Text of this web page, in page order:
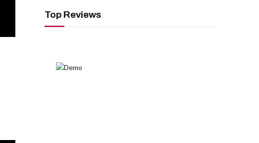
Top Reviews